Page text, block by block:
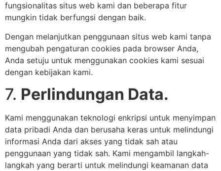
fungsionalitas situs web kami dan beberapa fitur
mungkin tidak berfungsi dengan baik.
Dengan melanjutkan penggunaan situs web kami tanpa
mengubah pengaturan cookies pada browser Anda,
Anda setuju untuk menggunakan cookies kami sesuai
dengan kebijakan kami.
7. Perlindungan Data.
Kami menggunakan teknologi enkripsi untuk menyimpan
data pribadi Anda dan berusaha keras untuk melindungi
informasi Anda dari akses yang tidak sah atau
penggunaan yang tidak sah. Kami mengambil langkah-
langkah yang berarti untuk melindungi keamanan data